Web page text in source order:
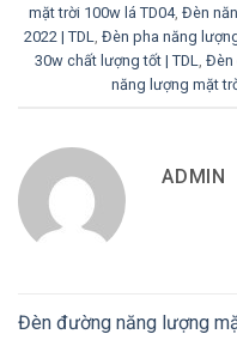
mặt trời 100w lá TD04, Đèn
2022 | TDL, Đèn pha năng
30w chất lượng tốt | TDL, Đèn
năng lượng mặt
ADMIN
Đèn đường năng lượng